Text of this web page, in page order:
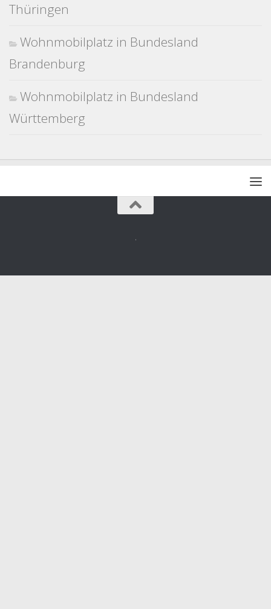
Thüringen
Wohnmobilplatz in Bundesland
Brandenburg
Wohnmobilplatz in Bundesland
Württemberg
.